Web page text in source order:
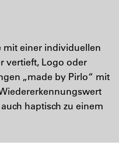
mit einer individuellen
vertieft, Logo oder
„made by Pirlo“ mit
haptisch zu einem